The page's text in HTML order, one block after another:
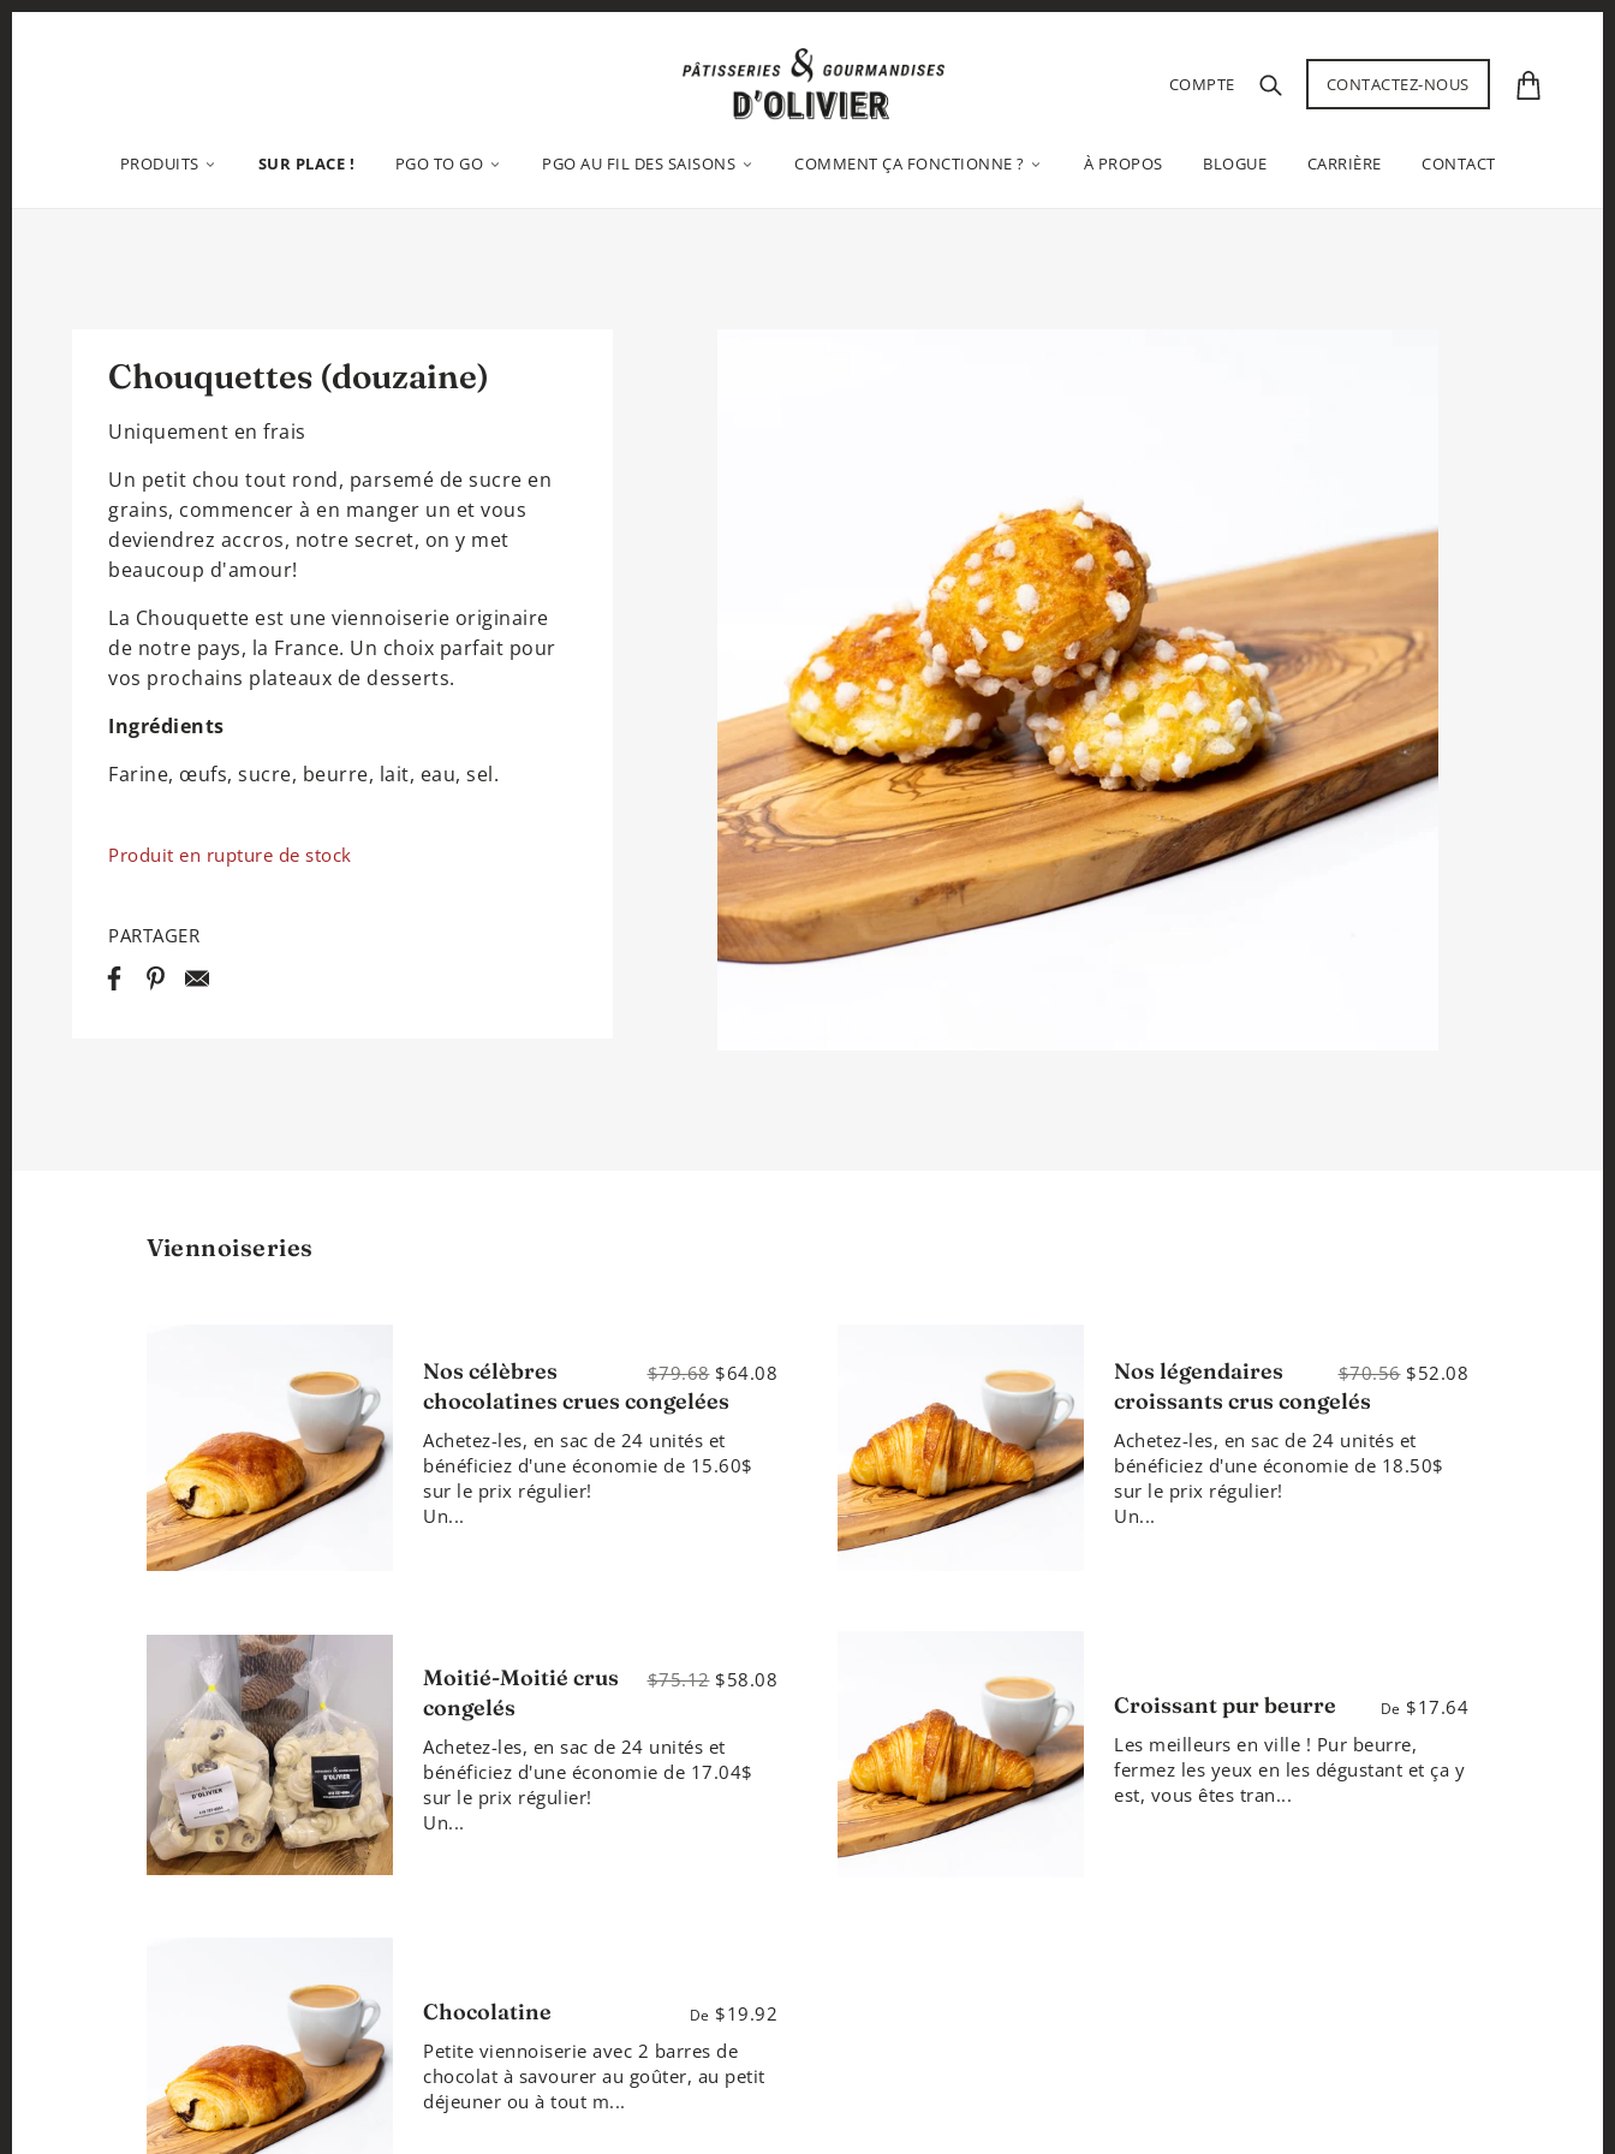
COMPTE CONTACTEZ-NOUS
PRODUITS SUR PLACE ! PGO TO GO PGO AU FIL DES SAISONS COMMENT ÇA FONCTIONNE ? À PROPOS BLOGUE CARRIÈRE CONTACT
Chouquettes (douzaine)
Uniquement en frais
Un petit chou tout rond, parsemé de sucre en
grains, commencer à en manger un et vous
deviendrez accros, notre secret, on y met
beaucoup d'amour!
La Chouquette est une viennoiserie originaire
de notre pays, la France. Un choix parfait pour
vos prochains plateaux de desserts.
Ingrédients
Farine, œufs, sucre, beurre, lait, eau, sel.
Produit en rupture de stock
PARTAGER
Viennoiseries
$79.68 $64.08
Nos célèbres
chocolatines crues congelées
Achetez-les, en sac de 24 unités et
bénéficiez d'une économie de 15.60$
sur le prix régulier!
Un...
$70.56 $52.08
Nos légendaires
croissants crus congelés
Achetez-les, en sac de 24 unités et
bénéficiez d'une économie de 18.50$
sur le prix régulier!
Un...
$75.12 $58.08
Moitié-Moitié crus
congelés
Achetez-les, en sac de 24 unités et
bénéficiez d'une économie de 17.04$
sur le prix régulier!
Un...
De $17.64
Croissant pur beurre
Les meilleurs en ville ! Pur beurre,
fermez les yeux en les dégustant et ça y
est, vous êtes tran...
De $19.92
Chocolatine
Petite viennoiserie avec 2 barres de
chocolat à savourer au goûter, au petit
déjeuner ou à tout m...